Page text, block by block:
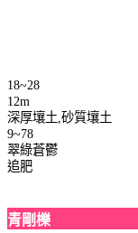
18~28
12m
深厚壤土,砂質壤土
9~78
翠綠蒼鬱
追肥
青剛櫟